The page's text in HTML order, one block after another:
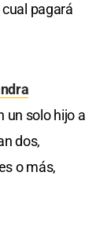
pagará
un solo hijo a
dos,
o más,